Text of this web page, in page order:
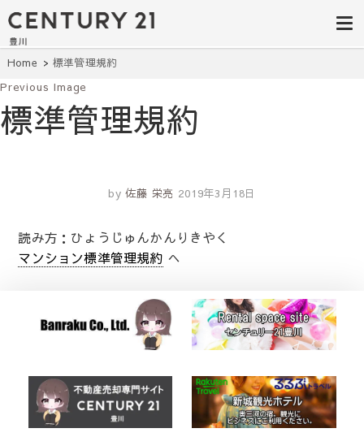
豊田市の中古
住宅・土地・
リノベ物件探
し｜センチュ
リー21豊川
建て・土地探しはセンチュリー21豊
川へ。豊田市内の最新物件情報を随
時更新中！駅近、建築条件無し、ペ
ット可、学区別など、お客様のこだ
単検索。
Home 標準管理規約
Previous Image
標準管理規約
by 佐藤 栄亮 2019年3月18日
読み方：ひょうじゅんかんりきやく
マンション標準管理規約 へ